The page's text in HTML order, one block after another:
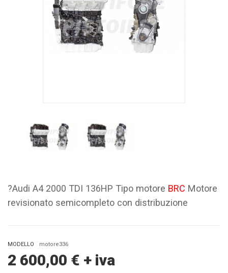
?Audi A4 2000 TDI 136HP Tipo motore BRC Motore
revisionato semicompleto con distribuzione
MODELLO motore336
2 600,00 € + iva